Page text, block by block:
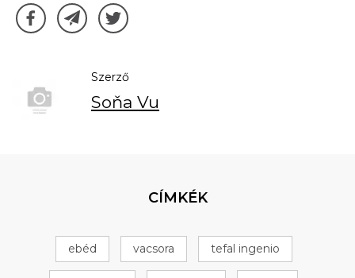
Szerző
Soňa Vu
CÍMKÉK
ebéd vacsora tefal ingenio